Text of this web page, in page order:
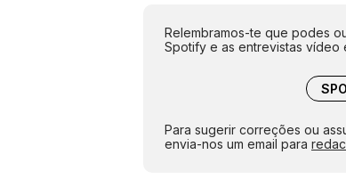
Relembramos-te que podes
Spotify e as entrevistas vídeo
Para sugerir correções ou
envia-nos um email para